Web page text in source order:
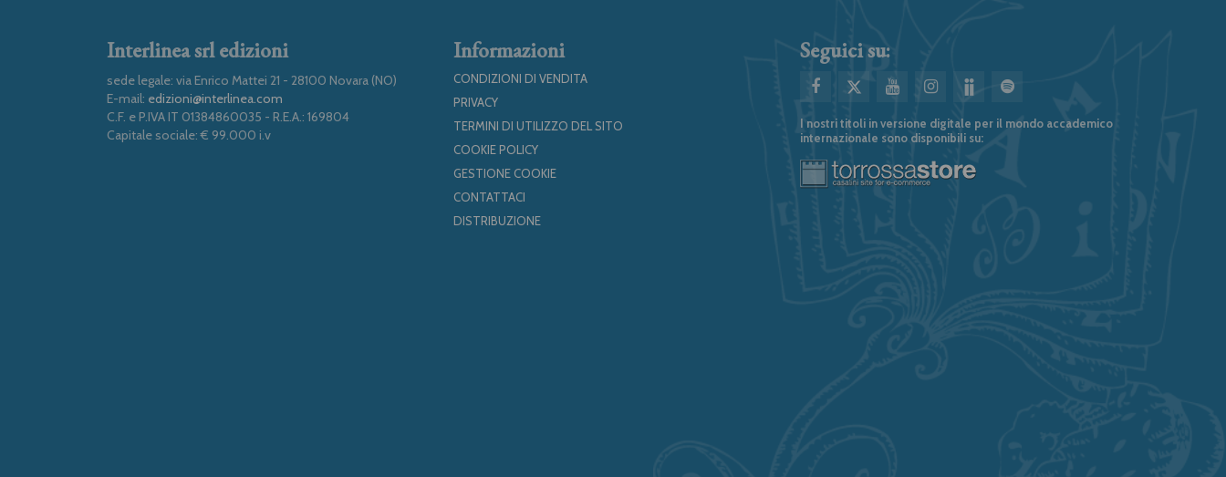
Interlinea srl edizioni
sede legale: via Enrico Mattei 21 - 28100 Novara (NO)
E-mail: edizioni@interlinea.com
C.F. e P.IVA IT 01384860035 - R.E.A.: 169804
Capitale sociale: € 99.000 i.v
Informazioni
CONDIZIONI DI VENDITA
PRIVACY
TERMINI DI UTILIZZO DEL SITO
COOKIE POLICY
GESTIONE COOKIE
CONTATTACI
DISTRIBUZIONE
Seguici su:
I nostri titoli in versione digitale per il mondo accademico
internazionale sono disponibili su: